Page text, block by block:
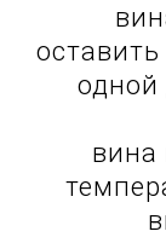
одной
вина